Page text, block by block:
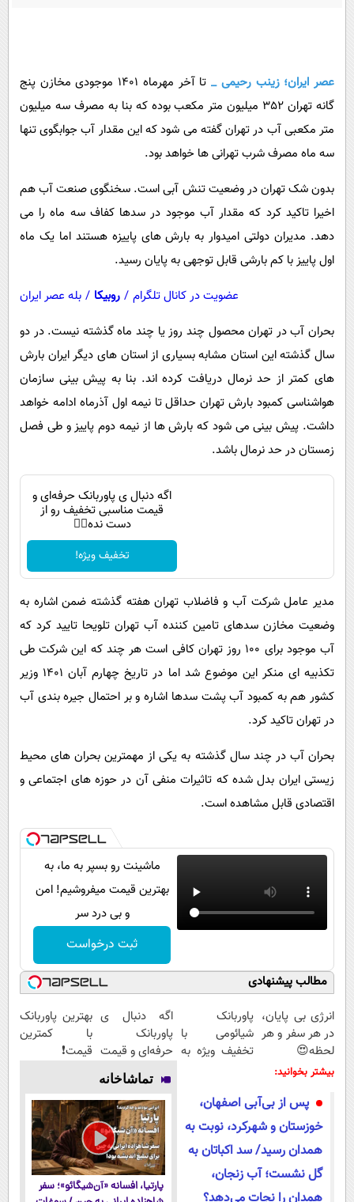
عصر ایران؛ زینب رحیمی _
تا آخر مهرماه 1401 موجودی مخازن پنج
گانه تهران 352 میلیون متر مکعب بوده که بنا به مصرف سه میلیون
متر مکعبی آب در تهران گفته می شود که این مقدار آب جوابگوی تنها
سه ماه مصرف شرب تهرانی ها خواهد بود.
بدون شک تهران در وضعیت تنش آبی است. سخنگوی صنعت آب هم
اخیرا تاکید کرد که مقدار آب موجود در سدها کفاف سه ماه را می
دهد. مدیران دولتی امیدوار به بارش های پاییزه هستند اما یک ماه
اول پاییز با کم بارشی قابل توجهی به پایان رسید.
عضویت در کانال تلگرام / روبیکا / بله عصر ایران
بحران آب در تهران محصول چند روز یا چند ماه گذشته نیست. در دو
سال گذشته این استان مشابه بسیاری از استان های دیگر ایران بارش
های کمتر از حد نرمال دریافت کرده اند. بنا به پیش بینی سازمان
هواشناسی کمبود بارش تهران حداقل تا نیمه اول آذرماه ادامه خواهد
داشت. پیش بینی می شود که بارش ها از نیمه دوم پاییز و طی فصل
زمستان در حد نرمال باشد.
اگه دنبال ی پاوربانک حرفه‌ای و
قیمت مناسبی تخفیف رو از
دست نده👌🏻
تخفیف ویژه!
مدیر عامل شرکت آب و فاضلاب تهران هفته گذشته ضمن اشاره به
وضعیت مخازن سدهای تامین کننده آب تهران تلویحا تایید کرد که
آب موجود برای 100 روز تهران کافی است هر چند که این شرکت طی
تکذبیه ای منکر این موضوع شد اما در تاریخ چهارم آبان 1401 وزیر
کشور هم به کمبود آب پشت سدها اشاره و بر احتمال جیره بندی آب
در تهران تاکید کرد.
بحران آب در چند سال گذشته به یکی از مهمترین بحران های محیط
زیستی ایران بدل شده که تاثیرات منفی آن در حوزه های اجتماعی و
اقتصادی قابل مشاهده است.
ماشینت رو بسپر به ما، به
بهترین قیمت میفروشیم! امن
و بی درد سر
ثبت درخواست
مطالب پیشنهادی
انرژی بی پایان،
در هر سفر و هر
لحظه😍
پاوربانک
تخفیف ویژه🔥
پاوربانک
شیائومی با
تخفیف ویژه به
اگه دنبال ی
پاوربانک
حرفه‌ای و قیمت
مناسبی تخفیف
رو از دست نده
👌🏻
بهترین پاوربانک
با کمترین
قیمت❗
بیشتر بخوانید:
پس از بی‌آبی اصفهان،
خوزستان و شهرکرد، نوبت به
همدان رسید/ سد اکباتان به
گل نشست؛ آب زنجان،
تماشاخانه
پارتیا، افسانه «آن‌شیگائو»؛ سفر